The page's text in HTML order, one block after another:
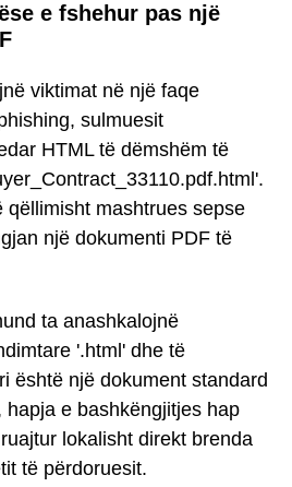
e fshehur pas një
viktimat në një faqe
sulmuesit
HTML të dëmshëm të
qëllimisht mashtrues sepse
një dokumenti PDF të
ta anashkalojnë
'.html' dhe të
është një dokument standard
hapja e bashkëngjitjes hap
lokalisht direkt brenda
të përdoruesit.